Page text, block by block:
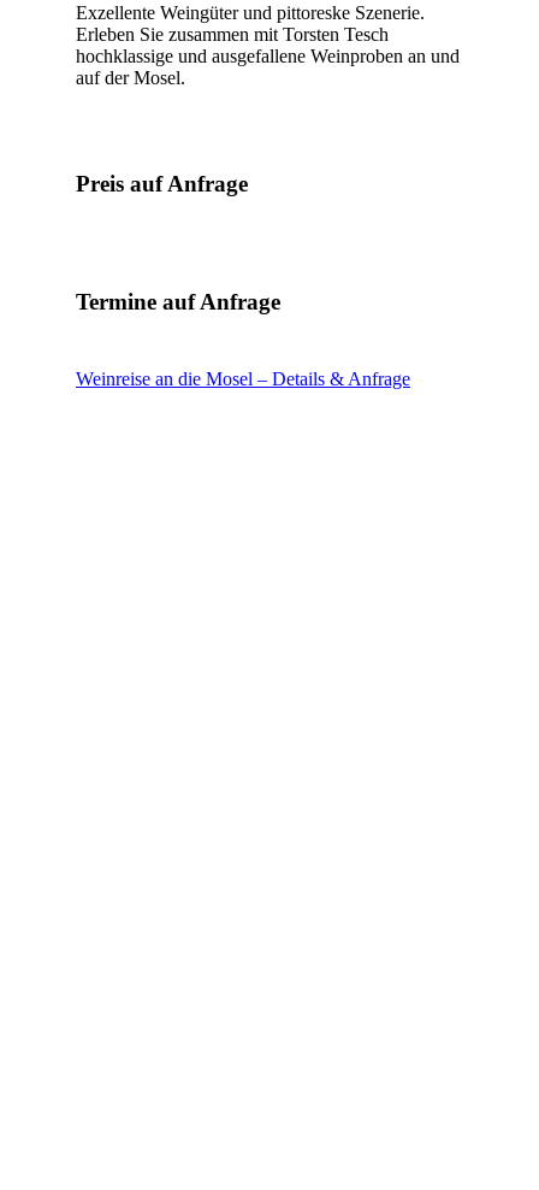
Exzellente Weingüter und pittoreske Szenerie.
Erleben Sie zusammen mit Torsten Tesch
hochklassige und ausgefallene Weinproben an und
auf der Mosel.
Preis auf Anfrage
Termine auf Anfrage
Weinreise an die Mosel – Details & Anfrage